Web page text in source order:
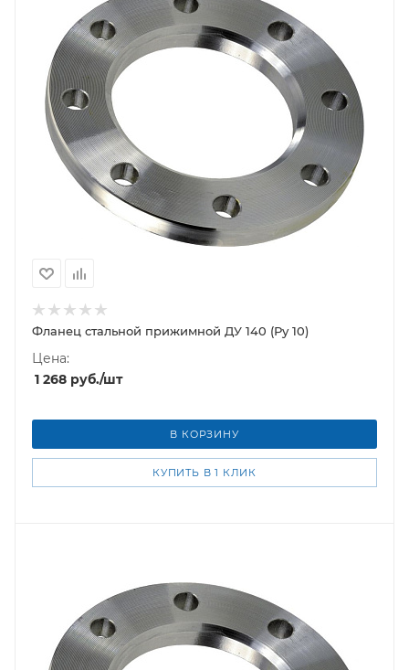
Фланец стальной прижимной ДУ 140 (Ру 10)
Цена:
1 268 руб./шт
В КОРЗИНУ
КУПИТЬ В 1 КЛИК